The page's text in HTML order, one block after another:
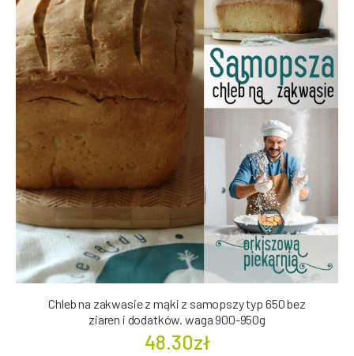
Chleb na zakwasie z mąki z samopszy typ 650 bez
ziaren i dodatków. waga 900-950g
48.30zł